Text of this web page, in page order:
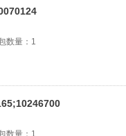
数量： 1
数量： 1